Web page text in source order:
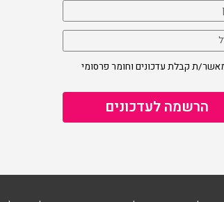
ת קבלת עדכונים וחומר פרסומי